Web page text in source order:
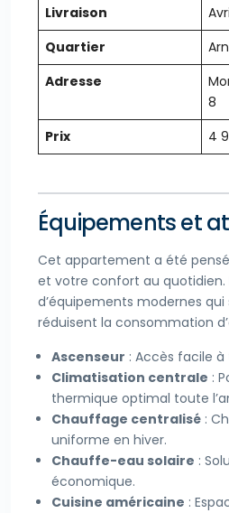
Livraison
Quartier
Adresse
8
Prix
4
Équipements et
Cet appartement a été
et votre confort au quotidien.
d’équipements modernes
réduisent la consommation
Ascenseur : Accès facile
Climatisation centrale :
thermique optimal toute
Chauffage centralisé :
uniforme en hiver.
Chauffe-eau solaire :
économique.
Cuisine américaine :